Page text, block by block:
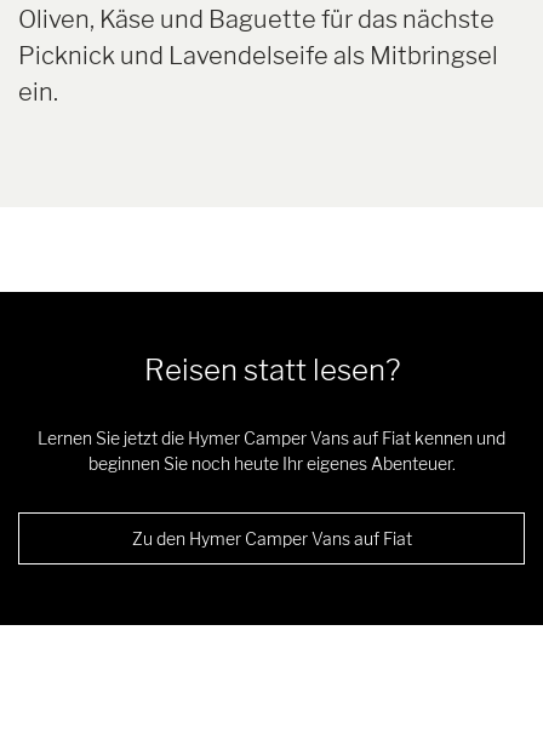
Oliven, Käse und Baguette für das nächste
Picknick und Lavendelseife als Mitbringsel
ein.
Reisen statt lesen?
Lernen Sie jetzt die Hymer Camper Vans auf Fiat kennen und
beginnen Sie noch heute Ihr eigenes Abenteuer.
Zu den Hymer Camper Vans auf Fiat